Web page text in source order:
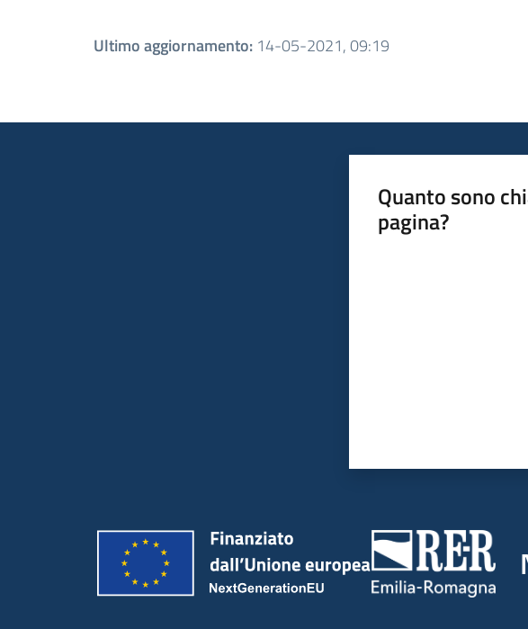
Ultimo aggiornamento: 14-05-2021, 09:19
Quanto sono
pagina?